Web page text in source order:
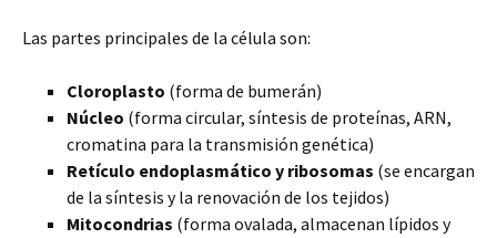
Las partes principales de la célula son:
Cloroplasto (forma de bumerán)
Núcleo (forma circular, síntesis de proteínas, ARN,
cromatina para la transmisión genética)
Retículo endoplasmático y ribosomas (se encargan
de la síntesis y la renovación de los tejidos)
Mitocondrias (forma ovalada, almacenan lípidos y